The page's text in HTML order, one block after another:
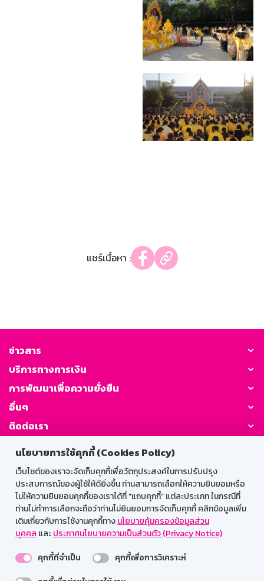
นโยบายการใช้คุกกี้ (Cookies Policy)
เว็บไซต์ของเราจะจัดเก็บคุกกี้เพื่อวัตถุประสงค์ในการปรับปรุง
ประสบการณ์ของผู้ใช้ให้ดียิ่งขึ้น ท่านสามารถเลือกให้ความยินยอมหรือ
ไม่ให้ความยินยอมคุกกี้ของเราได้ที่ "แถบคุกกี้” แต่ละประเภท ในกรณีที่
ท่านไม่ทำการเลือกจะถือว่าท่านไม่ยินยอมการจัดเก็บคุกกี้ คลิกข้อมูลเพิ่ม
เติมเกี่ยวกับการใช้งานคุกกี้ทางนโยบายคุ้มครองข้อมูลส่วน
บุคคล และประกาศนโยบายความเป็นส่วนตัว (Privacy Notice)
คุกกี้ที่จำเป็น
คุกกี้เพื่อการวิเคราะห์
แชร์เนื้อหา :
ข่าวสาร
บริการทางการเงิน
การพัฒนาเพื่อความยั่งยืน
อื่นๆ
ติดต่อเรา
GSB Society:
สำหรับพนักงาน
Web HR
GSB Wisdom
M-Search
เข้าสู่ระบบเน็ตเมล